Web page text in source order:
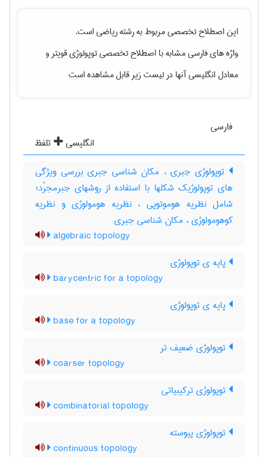
این اصطلاح تخصصی مربوط به رشتهرياضیاست.
واژه های فارسی مشابه با اصطلاح تخصصیتوپولوژی قویترو
معادل انگلیسی آنها در لیست زیر قابل مشاهده است
فارسی
انگلیسی
تلفظ
توپولوژی جبری ، مکان شناسی جبری بررسی ویژگی
های توپولوژیک شکلها با استفاده از روشهای جبرمجرّد؛
شامل نظریه هوموتوپی ، نظریه هومولوژی و نظریه
کوهومولوژی ، مکان شناسی جبری
algebraic topology
پایه ی توپولوژی
barycentric for a topology
پایه ی توپولوژی
base for a topology
توپولوژی ضعیف تر
coarser topology
توپولوژی ترکیبیاتی
combinatorial topology
توپولوژی پیوسته
continuous topology